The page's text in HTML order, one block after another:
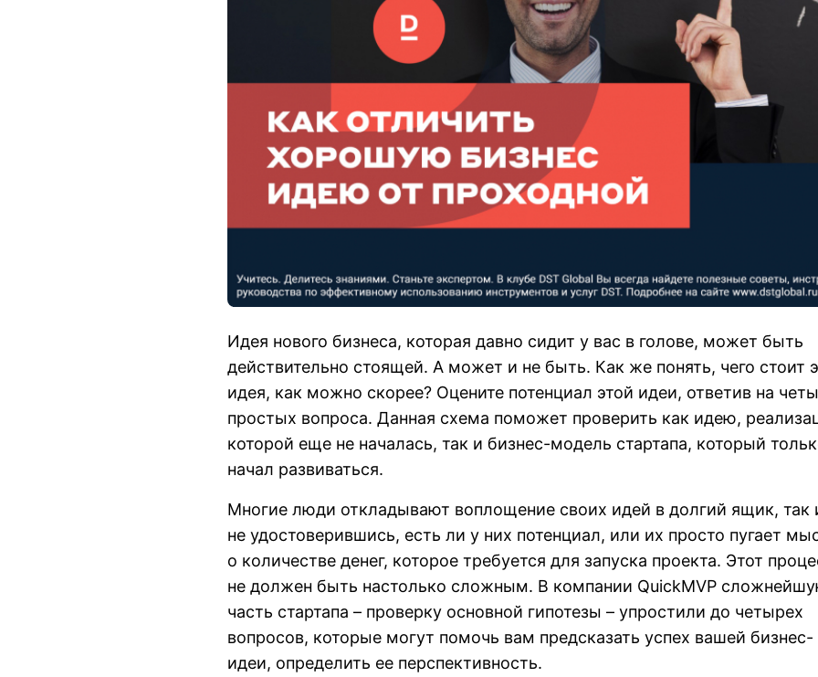
Идея нового бизнеса, которая давно сидит у вас в голове, может быть
действительно стоящей. А может и не быть. Как же понять, чего стоит
идея, как можно скорее? Оцените потенциал этой идеи, ответив на
простых вопроса. Данная схема поможет проверить как идею,
которой еще не началась, так и бизнес-модель стартапа, который
начал развиваться.
Многие люди откладывают воплощение своих идей в долгий ящик, так
не удостоверившись, есть ли у них потенциал, или их просто пугает
о количестве денег, которое требуется для запуска проекта. Этот
не должен быть настолько сложным. В компании QuickMVP
часть стартапа – проверку основной гипотезы – упростили до четырех
вопросов, которые могут помочь вам предсказать успех вашей бизнес-
идеи, определить ее перспективность.